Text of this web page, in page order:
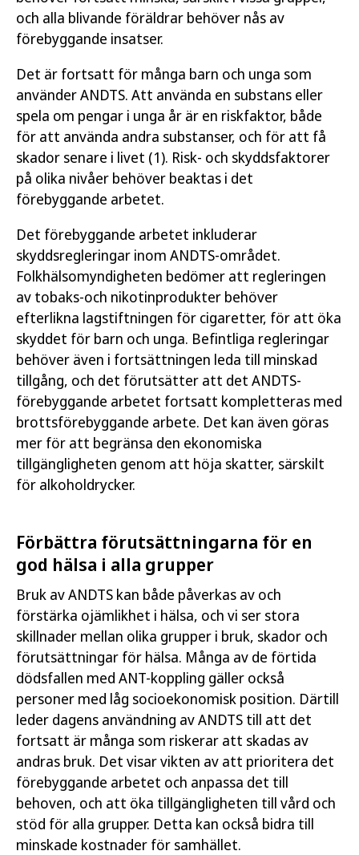
och alla blivande föräldrar behöver nås av
förebyggande insatser.
Det är fortsatt för många barn och unga som
använder ANDTS. Att använda en substans eller
spela om pengar i unga år är en riskfaktor, både
för att använda andra substanser, och för att få
skador senare i livet (1). Risk- och skyddsfaktorer
på olika nivåer behöver beaktas i det
förebyggande arbetet.
Det förebyggande arbetet inkluderar
skyddsregleringar inom ANDTS-området.
Folkhälsomyndigheten bedömer att regleringen
av tobaks-och nikotinprodukter behöver
efterlikna lagstiftningen för cigaretter, för att öka
skyddet för barn och unga. Befintliga regleringar
behöver även i fortsättningen leda till minskad
tillgång, och det förutsätter att det ANDTS-
förebyggande arbetet fortsatt kompletteras med
brottsförebyggande arbete. Det kan även göras
mer för att begränsa den ekonomiska
tillgängligheten genom att höja skatter, särskilt
för alkoholdrycker.
Förbättra förutsättningarna för en
god hälsa i alla grupper
Bruk av ANDTS kan både påverkas av och
förstärka ojämlikhet i hälsa, och vi ser stora
skillnader mellan olika grupper i bruk, skador och
förutsättningar för hälsa. Många av de förtida
dödsfallen med ANT-koppling gäller också
personer med låg socioekonomisk position. Därtill
leder dagens användning av ANDTS till att det
fortsatt är många som riskerar att skadas av
andras bruk. Det visar vikten av att prioritera det
förebyggande arbetet och anpassa det till
behoven, och att öka tillgängligheten till vård och
stöd för alla grupper. Detta kan också bidra till
minskade kostnader för samhället.